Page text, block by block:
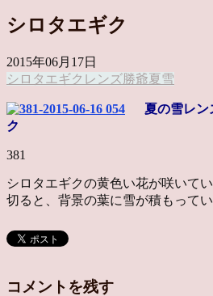
シロタエギク
2015年06月17日
シロタエギク レンズ勝爺夏 雪
夏の雪レン
ク
381
シロタエギクの黄色い花が咲いて
切ると、背景の葉に雪が積もってい
コメントを残す